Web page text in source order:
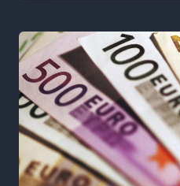
FRANCE
TRAVAIL
REMIS
EN